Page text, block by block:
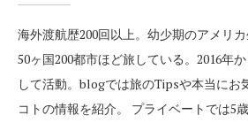
海外渡航歴200回以上。幼少期のアメリ
50ヶ国200都市ほど旅している。2016年
して活動。blogでは旅のTipsや本当にお
コトの情報を紹介。 プライベートでは5